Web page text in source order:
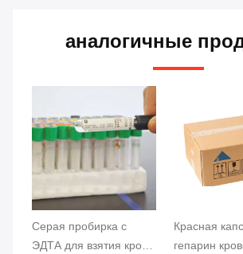
аналогичные
Серая пробирка с
ЭДТА для взятия крови
Красная
гепарин